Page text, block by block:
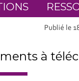
Publié le
à